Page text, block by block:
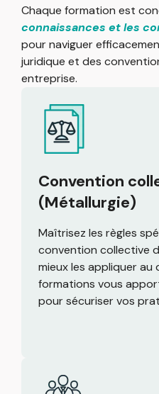
Chaque formation est
connaissances et les
pour naviguer
juridique et des
entreprise.
Convention
(Métallurgie)
Maîtrisez les règles
convention collective
mieux les appliquer au
formations vous
pour sécuriser vos